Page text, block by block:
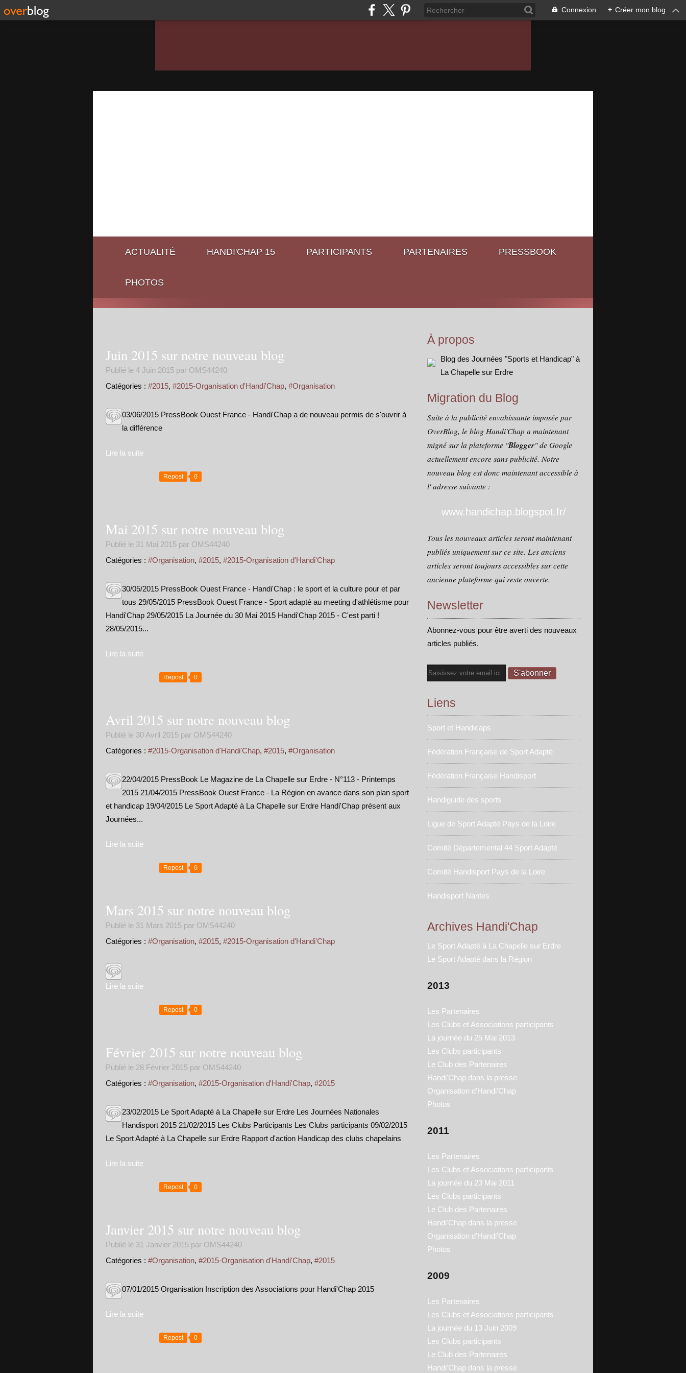
Connexion + Créer mon blog
ACTUALITÉ HANDI'CHAP 15 PARTICIPANTS PARTENAIRES PRESSBOOK
PHOTOS
Juin 2015 sur notre nouveau blog
Publié le 4 Juin 2015 par OMS44240
Catégories : #2015, #2015-Organisation d'Handi'Chap, #Organisation
03/06/2015 PressBook Ouest France - Handi'Chap a de nouveau permis de s'ouvrir à
la différence
Lire la suite
Repost 0
Mai 2015 sur notre nouveau blog
Publié le 31 Mai 2015 par OMS44240
Catégories : #Organisation, #2015, #2015-Organisation d'Handi'Chap
30/05/2015 PressBook Ouest France - Handi'Chap : le sport et la culture pour et par
tous 29/05/2015 PressBook Ouest France - Sport adapté au meeting d'athlétisme pour
Handi'Chap 29/05/2015 La Journée du 30 Mai 2015 Handi'Chap 2015 - C'est parti !
28/05/2015...
Lire la suite
Repost 0
Avril 2015 sur notre nouveau blog
Publié le 30 Avril 2015 par OMS44240
Catégories : #2015-Organisation d'Handi'Chap, #2015, #Organisation
22/04/2015 PressBook Le Magazine de La Chapelle sur Erdre - N°113 - Printemps
2015 21/04/2015 PressBook Ouest France - La Région en avance dans son plan sport
et handicap 19/04/2015 Le Sport Adapté à La Chapelle sur Erdre Handi'Chap présent aux
Journées...
Lire la suite
Repost 0
Mars 2015 sur notre nouveau blog
Publié le 31 Mars 2015 par OMS44240
Catégories : #Organisation, #2015, #2015-Organisation d'Handi'Chap
Lire la suite
Repost 0
Février 2015 sur notre nouveau blog
Publié le 28 Février 2015 par OMS44240
Catégories : #Organisation, #2015-Organisation d'Handi'Chap, #2015
23/02/2015 Le Sport Adapté à La Chapelle sur Erdre Les Journées Nationales
Handisport 2015 21/02/2015 Les Clubs Participants Les Clubs participants 09/02/2015
Le Sport Adapté à La Chapelle sur Erdre Rapport d'action Handicap des clubs chapelains
Lire la suite
Repost 0
Janvier 2015 sur notre nouveau blog
Publié le 31 Janvier 2015 par OMS44240
Catégories : #Organisation, #2015-Organisation d'Handi'Chap, #2015
07/01/2015 Organisation Inscription des Associations pour Handi'Chap 2015
Lire la suite
Repost 0
À propos
Blog des Journées "Sports et Handicap" à
La Chapelle sur Erdre
Migration du Blog
Suite à la publicité envahissante imposée par
OverBlog, le blog Handi'Chap a maintenant
migné sur la plateforme "Blogger" de Google
actuellement encore sans publicité. Notre
nouveau blog est donc maintenant accessible à
l' adresse suivante :
www.handichap.blogspot.fr/
Tous les nouveaux articles seront maintenant
publiés uniquement sur ce site. Les anciens
articles seront toujours accessibles sur cette
ancienne plateforme qui reste ouverte.
Newsletter
Abonnez-vous pour être averti des nouveaux
articles publiés.
Email
Liens
Sport et Handicaps
Fédération Française de Sport Adapté
Fédération Française Handisport
Handiguide des sports
Ligue de Sport Adapté Pays de la Loire
Comité Départemental 44 Sport Adapté
Comité Handisport Pays de la Loire
Handisport Nantes
Archives Handi'Chap
Le Sport Adapté à La Chapelle sur Erdre
Le Sport Adapté dans la Région
2013
Les Partenaires
Les Clubs et Associations participants
La journée du 25 Mai 2013
Les Clubs participants
Le Club des Partenaires
Handi'Chap dans la presse
Organisation d'Handi'Chap
Photos
2011
Les Partenaires
Les Clubs et Associations participants
La journée du 23 Mai 2011
Les Clubs participants
Le Club des Partenaires
Handi'Chap dans la presse
Organisation d'Handi'Chap
Photos
2009
Les Partenaires
Les Clubs et Associations participants
La journée du 13 Juin 2009
Les Clubs participants
Le Club des Partenaires
Handi'Chap dans la presse